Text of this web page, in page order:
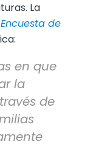
La
Encuesta de
en que
la
de